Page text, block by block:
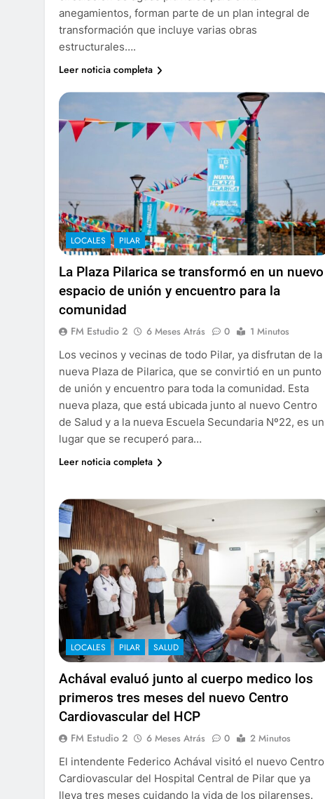
anegamientos, forman parte de un plan integral de
transformación que incluye varias obras
estructurales….
Leer noticia completa
LOCALES PILAR
La Plaza Pilarica se transformó en un nuevo
espacio de unión y encuentro para la
comunidad
FM Estudio 2 6 Meses Atrás 0
1 Minutos
Los vecinos y vecinas de todo Pilar, ya disfrutan de la
nueva Plaza de Pilarica, que se convirtió en un punto
de unión y encuentro para toda la comunidad. Esta
nueva plaza, que está ubicada junto al nuevo Centro
de Salud y a la nueva Escuela Secundaria Nº22, es un
lugar que se recuperó para…
Leer noticia completa
LOCALES PILAR SALUD
Achával evaluó junto al cuerpo medico los
primeros tres meses del nuevo Centro
Cardiovascular del HCP
FM Estudio 2 6 Meses Atrás 0
2 Minutos
El intendente Federico Achával visitó el nuevo Centro
Cardiovascular del Hospital Central de Pilar que ya
lleva tres meses cuidando la vida de los pilarenses.